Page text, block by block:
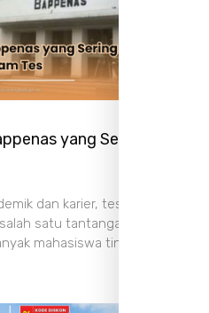
yang Sering
dan karier, tes TPA (Tes
satu tantangan besar
mahasiswa tingkat akhir,